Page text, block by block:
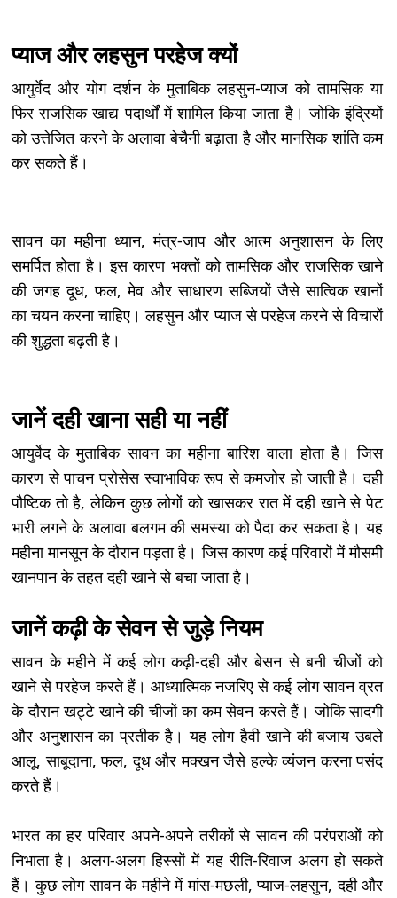
प्याज और लहसुन परहेज क्यों
आयुर्वेद और योग दर्शन के मुताबिक लहसुन-प्याज को तामसिक या
फिर राजसिक खाद्य पदार्थों में शामिल किया जाता है। जोकि इंद्रियों
को उत्तेजित करने के अलावा बेचैनी बढ़ाता है और मानसिक शांति कम
कर सकते हैं।
सावन का महीना ध्यान, मंत्र-जाप और आत्म अनुशासन के लिए
समर्पित होता है। इस कारण भक्तों को तामसिक और राजसिक खाने
की जगह दूध, फल, मेव और साधारण सब्जियों जैसे सात्विक खानों
का चयन करना चाहिए। लहसुन और प्याज से परहेज करने से विचारों
की शुद्धता बढ़ती है।
जानें दही खाना सही या नहीं
आयुर्वेद के मुताबिक सावन का महीना बारिश वाला होता है। जिस
कारण से पाचन प्रोसेस स्वाभाविक रूप से कमजोर हो जाती है। दही
पौष्टिक तो है, लेकिन कुछ लोगों को खासकर रात में दही खाने से पेट
भारी लगने के अलावा बलगम की समस्या को पैदा कर सकता है। यह
महीना मानसून के दौरान पड़ता है। जिस कारण कई परिवारों में मौसमी
खानपान के तहत दही खाने से बचा जाता है।
जानें कढ़ी के सेवन से जुड़े नियम
सावन के महीने में कई लोग कढ़ी-दही और बेसन से बनी चीजों को
खाने से परहेज करते हैं। आध्यात्मिक नजरिए से कई लोग सावन व्रत
के दौरान खट्टे खाने की चीजों का कम सेवन करते हैं। जोकि सादगी
और अनुशासन का प्रतीक है। यह लोग हैवी खाने की बजाय उबले
आलू, साबूदाना, फल, दूध और मक्खन जैसे हल्के व्यंजन करना पसंद
करते हैं।
भारत का हर परिवार अपने-अपने तरीकों से सावन की परंपराओं को
निभाता है। अलग-अलग हिस्सों में यह रीति-रिवाज अलग हो सकते
हैं। कुछ लोग सावन के महीने में मांस-मछली, प्याज-लहसुन, दही और